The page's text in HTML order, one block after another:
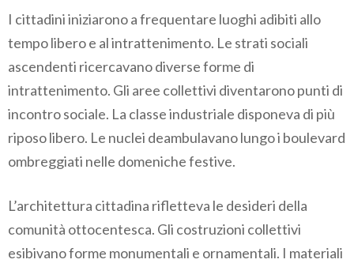
I cittadini iniziarono a frequentare luoghi adibiti allo
tempo libero e al intrattenimento. Le strati sociali
ascendenti ricercavano diverse forme di
intrattenimento. Gli aree collettivi diventarono punti di
incontro sociale. La classe industriale disponeva di più
riposo libero. Le nuclei deambulavano lungo i boulevard
ombreggiati nelle domeniche festive.
L’architettura cittadina rifletteva le desideri della
comunità ottocentesca. Gli costruzioni collettivi
esibivano forme monumentali e ornamentali. I materiali